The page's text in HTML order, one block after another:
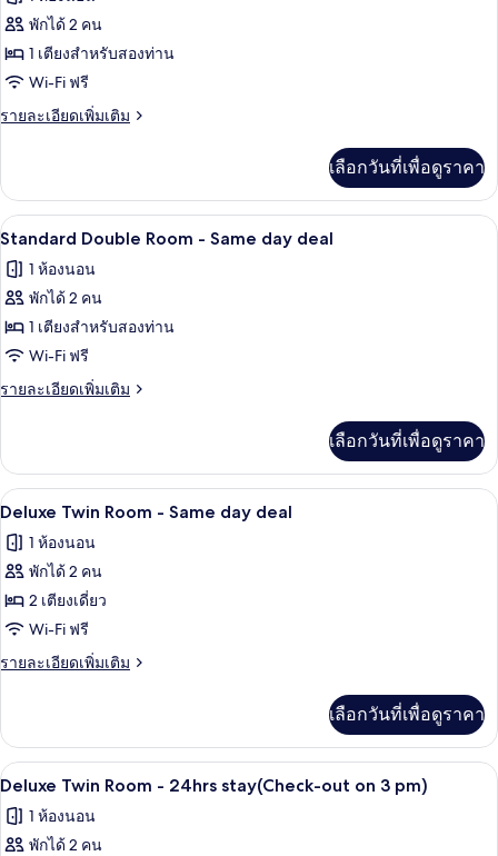
ทั้งหมด
ของ
Standard
Double
24hrs
stay(Check-
out
on
3
pm)
พักได้ 2 คน
1 เตียงสำหรับสองท่าน
Wi-Fi ฟรี
รายละเอียดเพิ่มเติม
ราย
เกี่ยว
กับ
Standard
Room
stay(Check-
out
3
เลือกวันที่เพื่อดูราคา
เปิด
ภาพถ่าย
ทั้งหมด
ของ
Standard
Double
Same
day
deal
13
Standard Double Room - Same day deal
1 ห้องนอน
พักได้ 2 คน
1 เตียงสำหรับสองท่าน
Wi-Fi ฟรี
รายละเอียดเพิ่มเติม
ราย
เกี่ยว
กับ
Standard
Room
day
deal
เลือกวันที่เพื่อดูราคา
เปิด
ภาพถ่าย
ทั้งหมด
ของ
Deluxe
Twin
Same
day
deal
11
Deluxe Twin Room - Same day deal
1 ห้องนอน
พักได้ 2 คน
2 เตียงเดี่ยว
Wi-Fi ฟรี
รายละเอียดเพิ่มเติม
ราย
เกี่ยว
กับ
Deluxe
Room
เลือกวันที่เพื่อดูราคา
เปิด
ภาพถ่าย
ทั้งหมด
11
Deluxe Twin Room - 24hrs stay(Check-out on 3 pm)
1 ห้องนอน
พักได้ 2 คน